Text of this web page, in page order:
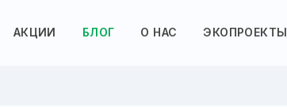
АКЦИИ БЛОГ О НАС ЭКОПРОЕКТЫ